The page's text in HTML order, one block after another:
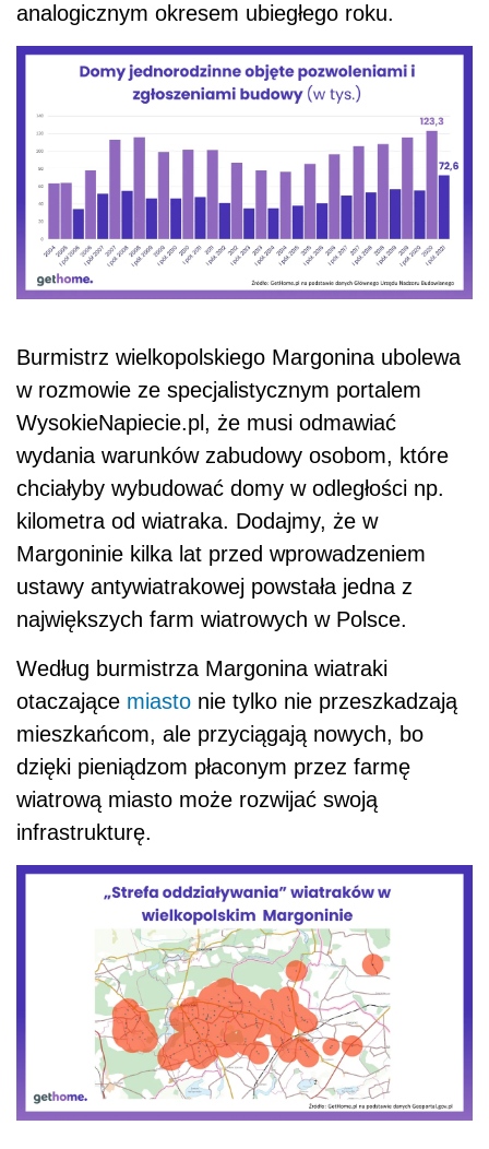
analogicznym okresem ubiegłego roku.
Burmistrz wielkopolskiego Margonina ubolewa
w rozmowie ze specjalistycznym portalem
WysokieNapiecie.pl, że musi odmawiać
wydania warunków zabudowy osobom, które
chciałyby wybudować domy w odległości np.
kilometra od wiatraka. Dodajmy, że w
Margoninie kilka lat przed wprowadzeniem
ustawy antywiatrakowej powstała jedna z
największych farm wiatrowych w Polsce.
Według burmistrza Margonina wiatraki
otaczające miasto nie tylko nie przeszkadzają
mieszkańcom, ale przyciągają nowych, bo
dzięki pieniądzom płaconym przez farmę
wiatrową miasto może rozwijać swoją
infrastrukturę.